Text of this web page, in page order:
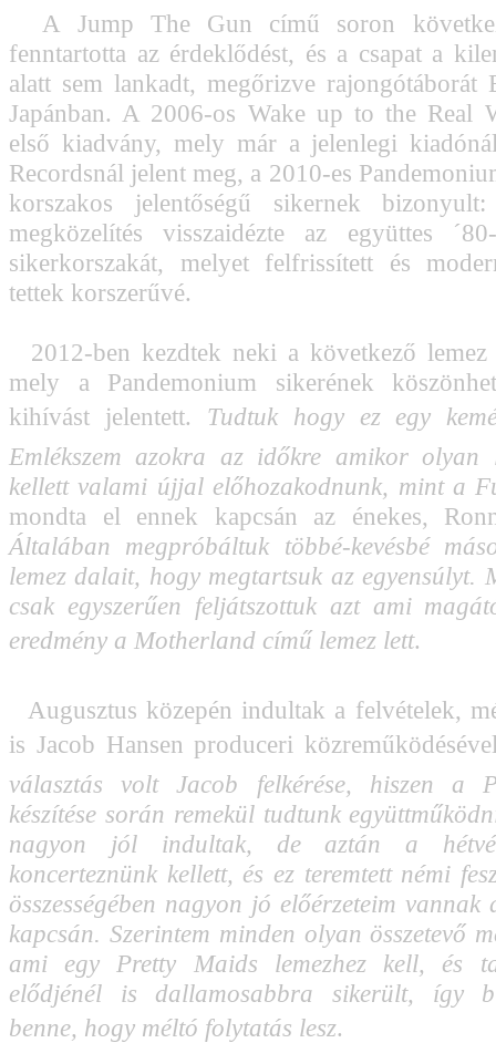
A Jump The Gun című soron
fenntartotta az érdeklődést, és a csapat a
alatt sem lankadt, megőrizve rajongótáborát
Japánban. A 2006-os Wake up to the Real
első kiadvány, mely már a jelenlegi
Recordsnál jelent meg, a 2010-es
korszakos jelentőségű sikernek
megközelítés visszaidézte az együttes
sikerkorszakát, melyet felfrissített és
tettek korszerűvé.
2012-ben kezdtek neki a következő lemez
mely a Pandemonium sikerének
kihívást jelentett.  Tudtuk hogy ez egy
Emlékszem azokra az időkre amikor olyan
kellett valami újjal előhozakodnunk, mint a
mondta el ennek kapcsán az énekes,
Általában megpróbáltuk többé-kevésbé
lemez dalait, hogy megtartsuk az egyensúlyt.
csak egyszerűen feljátszottuk azt ami
eredmény a Motherland című lemez lett.
Augusztus közepén indultak a felvételek,
is Jacob Hansen produceri
választás volt Jacob felkérése, hiszen a
készítése során remekül tudtunk
nagyon jól indultak, de aztán a
koncerteznünk kellett, és ez teremtett némi
összességében nagyon jó előérzeteim
kapcsán. Szerintem minden olyan összetevő
ami egy Pretty Maids lemezhez kell, és
elődjénél is dallamosabbra sikerült, így
benne, hogy méltó folytatás lesz.